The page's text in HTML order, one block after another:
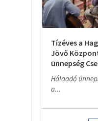
Tízéves a
Jövő
ünnepség
Hálaadó
a...